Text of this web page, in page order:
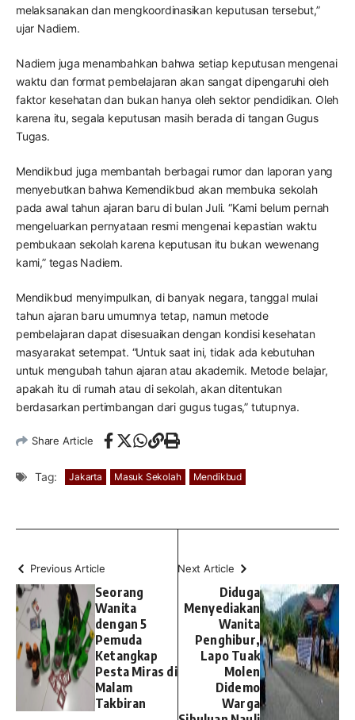
melaksanakan dan mengkoordinasikan keputusan tersebut,”
ujar Nadiem.
Nadiem juga menambahkan bahwa setiap keputusan mengenai
waktu dan format pembelajaran akan sangat dipengaruhi oleh
faktor kesehatan dan bukan hanya oleh sektor pendidikan. Oleh
karena itu, segala keputusan masih berada di tangan Gugus
Tugas.
Mendikbud juga membantah berbagai rumor dan laporan yang
menyebutkan bahwa Kemendikbud akan membuka sekolah
pada awal tahun ajaran baru di bulan Juli. “Kami belum pernah
mengeluarkan pernyataan resmi mengenai kepastian waktu
pembukaan sekolah karena keputusan itu bukan wewenang
kami,” tegas Nadiem.
Mendikbud menyimpulkan, di banyak negara, tanggal mulai
tahun ajaran baru umumnya tetap, namun metode
pembelajaran dapat disesuaikan dengan kondisi kesehatan
masyarakat setempat. “Untuk saat ini, tidak ada kebutuhan
untuk mengubah tahun ajaran atau akademik. Metode belajar,
apakah itu di rumah atau di sekolah, akan ditentukan
berdasarkan pertimbangan dari gugus tugas,” tutupnya.
Share Article
Tag: Jakarta Masuk Sekolah Mendikbud
Previous Article
Seorang
Wanita
dengan 5
Pemuda
Ketangkap
Pesta Miras di
Malam
Takbiran
Next Article
Diduga
Menyediakan
Wanita
Penghibur,
Lapo Tuak
Molen
Didemo
Warga